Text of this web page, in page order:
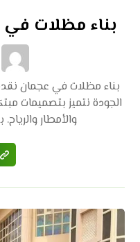
بناء مظلات في عجمان :
بناء مظلات في عجمان
الجودة نتميز بتصميمات
والأمطار